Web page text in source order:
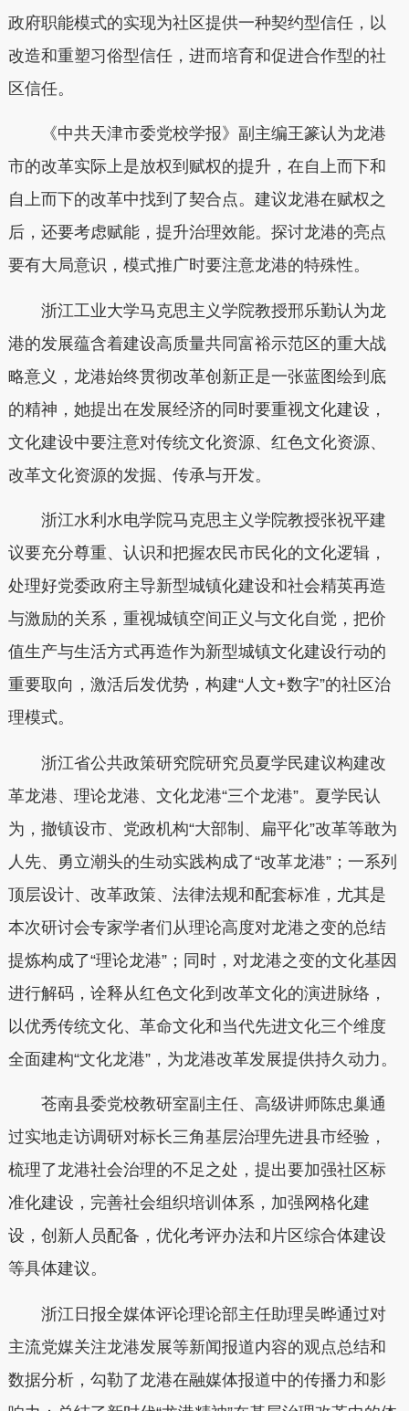
政府职能模式的实现为社区提供一种契约型信任，以
改造和重塑习俗型信任，进而培育和促进合作型的社
区信任。
《中共天津市委党校学报》副主编王篆认为龙港
市的改革实际上是放权到赋权的提升，在自上而下和
自上而下的改革中找到了契合点。建议龙港在赋权之
后，还要考虑赋能，提升治理效能。探讨龙港的亮点
要有大局意识，模式推广时要注意龙港的特殊性。
浙江工业大学马克思主义学院教授邢乐勤认为龙
港的发展蕴含着建设高质量共同富裕示范区的重大战
略意义，龙港始终贯彻改革创新正是一张蓝图绘到底
的精神，她提出在发展经济的同时要重视文化建设，
文化建设中要注意对传统文化资源、红色文化资源、
改革文化资源的发掘、传承与开发。
浙江水利水电学院马克思主义学院教授张祝平建
议要充分尊重、认识和把握农民市民化的文化逻辑，
处理好党委政府主导新型城镇化建设和社会精英再造
与激励的关系，重视城镇空间正义与文化自觉，把价
值生产与生活方式再造作为新型城镇文化建设行动的
重要取向，激活后发优势，构建“人文+数字”的社区治
理模式。
浙江省公共政策研究院研究员夏学民建议构建改
革龙港、理论龙港、文化龙港“三个龙港”。夏学民认
为，撤镇设市、党政机构“大部制、扁平化”改革等敢为
人先、勇立潮头的生动实践构成了“改革龙港”；一系列
顶层设计、改革政策、法律法规和配套标准，尤其是
本次研讨会专家学者们从理论高度对龙港之变的总结
提炼构成了“理论龙港”；同时，对龙港之变的文化基因
进行解码，诠释从红色文化到改革文化的演进脉络，
以优秀传统文化、革命文化和当代先进文化三个维度
全面建构“文化龙港”，为龙港改革发展提供持久动力。
苍南县委党校教研室副主任、高级讲师陈忠巢通
过实地走访调研对标长三角基层治理先进县市经验，
梳理了龙港社会治理的不足之处，提出要加强社区标
准化建设，完善社会组织培训体系，加强网格化建
设，创新人员配备，优化考评办法和片区综合体建设
等具体建议。
浙江日报全媒体评论理论部主任助理吴晔通过对
主流党媒关注龙港发展等新闻报道内容的观点总结和
数据分析，勾勒了龙港在融媒体报道中的传播力和影